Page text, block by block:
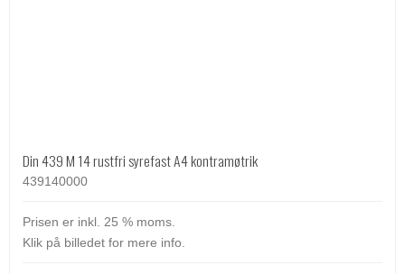
Din 439 M 14 rustfri syrefast A4 kontramøtrik
439140000
Prisen er inkl. 25 % moms.
Klik på billedet for mere info.